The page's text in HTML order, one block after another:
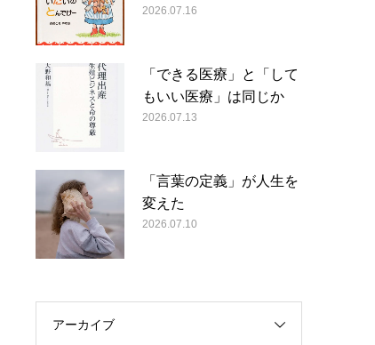
2026.07.16
「できる医療」と「して
もいい医療」は同じか
2026.07.13
「言葉の定義」が人生を
変えた
2026.07.10
アーカイブ